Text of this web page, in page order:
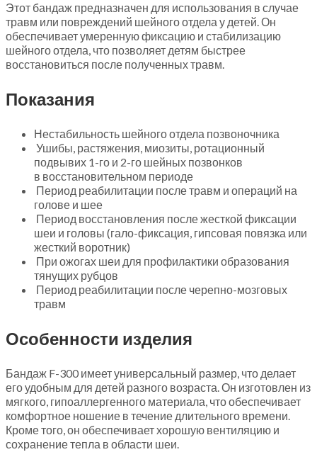
Этот бандаж предназначен для использования в случае
травм или повреждений шейного отдела у детей. Он
обеспечивает умеренную фиксацию и стабилизацию
шейного отдела, что позволяет детям быстрее
восстановиться после полученных травм.
Показания
Нестабильность шейного отдела позвоночника
Ушибы, растяжения, миозиты, ротационный
подвывих 1-го и 2-го шейных позвонков
в восстановительном периоде
Период реабилитации после травм и операций на
голове и шее
Период восстановления после жесткой фиксации
шеи и головы (гало-фиксация, гипсовая повязка или
жесткий воротник)
При ожогах шеи для профилактики образования
тянущих рубцов
Период реабилитации после черепно-мозговых
травм
Особенности изделия
Бандаж F-300 имеет универсальный размер, что делает
его удобным для детей разного возраста. Он изготовлен из
мягкого, гипоаллергенного материала, что обеспечивает
комфортное ношение в течение длительного времени.
Кроме того, он обеспечивает хорошую вентиляцию и
сохранение тепла в области шеи.